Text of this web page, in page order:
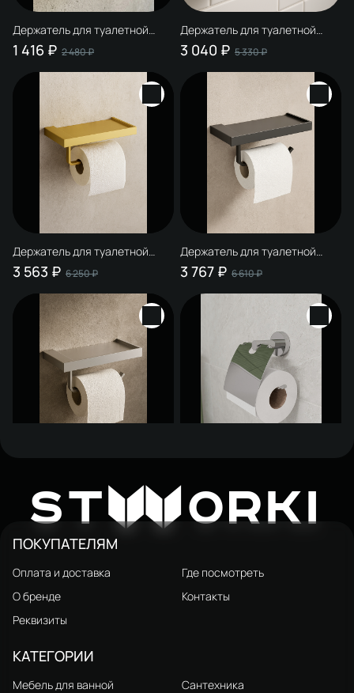
Держатель для туалетной
бумаги STWORKI Дублин
S41340CR настенный,
глянцевый хром
1 416 ₽ 2 480 ₽
Держатель для туалетной
бумаги STWORKI Дублин
S41345BK настенный, матовый
черный, с полкой
3 040 ₽ 5 330 ₽
Держатель для туалетной
бумаги STWORKI Дублин
S41345GM настенный,
матовое золото, с полкой
3 563 ₽ 6 250 ₽
Держатель для туалетной
бумаги STWORKI Дублин
S41345GB настенный,
вороненая сталь, с полкой
3 767 ₽ 6 610 ₽
бумаги STWORKI Дублин
S41345CR настенный,
глянцевый хром, с полкой
2 779 ₽ 4 880 ₽
бумаги STWORKI Дублин
HADB341400 настенный,
глянцевый хром
1 397 ₽
STW ORKI
ПОКУПАТЕЛЯМ
Оплата и доставка
Где посмотреть
О бренде
Контакты
Реквизиты
КАТЕГОРИИ
Мебель для ванной
Сантехника